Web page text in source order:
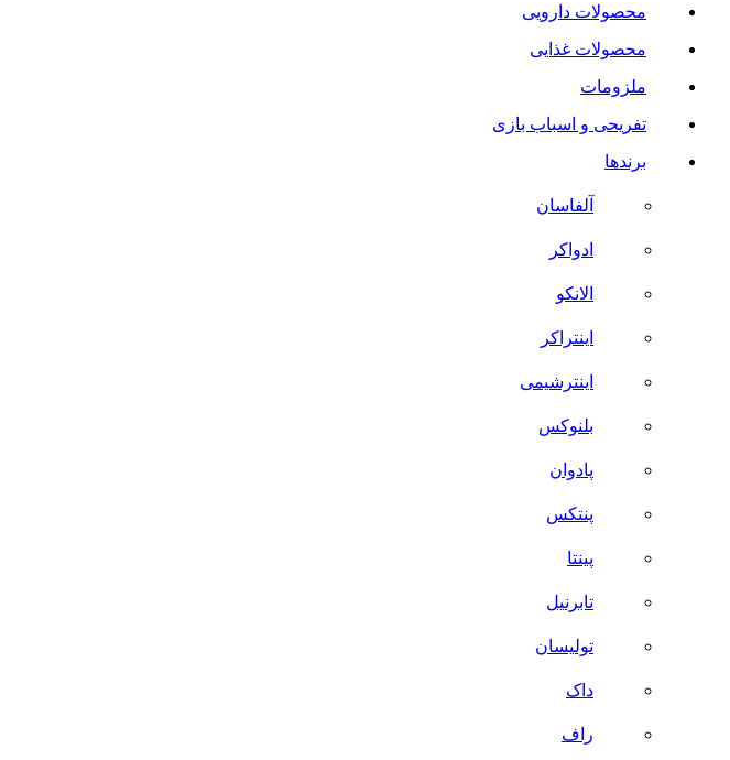
محصولات دارویی
محصولات غذایی
ملزومات
تفریحی و اسباب بازی
برندها
آلفاسان
ادواکر
الانکو
اینتراکر
اینترشیمی
بلنوکس
پادوان
پنتکس
پینتا
تابرنیل
تولیسان
داک
راف